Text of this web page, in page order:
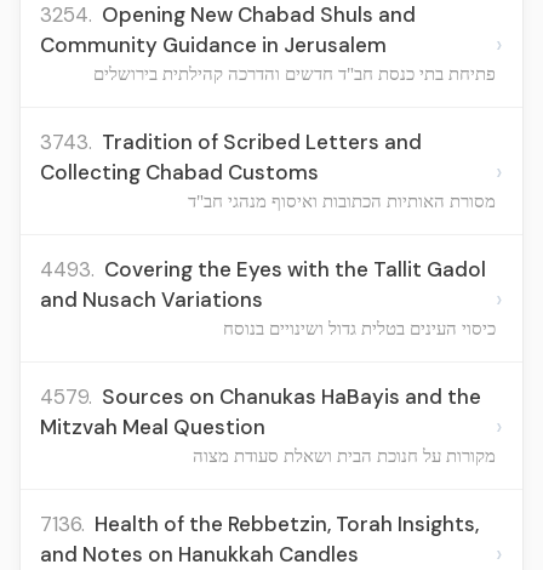
3254. Opening New Chabad Shuls and
Community Guidance in Jerusalem
פתיחת בתי כנסת חב"ד חדשים והדרכה קהילתית בירושלים
›
3743. Tradition of Scribed Letters and
Collecting Chabad Customs
מסורת האותיות הכתובות ואיסוף מנהגי חב"ד
›
4493. Covering the Eyes with the Tallit Gadol
and Nusach Variations
כיסוי העינים בטלית גדול ושינויים בנוסח
›
4579. Sources on Chanukas HaBayis and the
Mitzvah Meal Question
מקורות על חנוכת הבית ושאלת סעודת מצוה
›
7136. Health of the Rebbetzin, Torah Insights,
and Notes on Hanukkah Candles
›